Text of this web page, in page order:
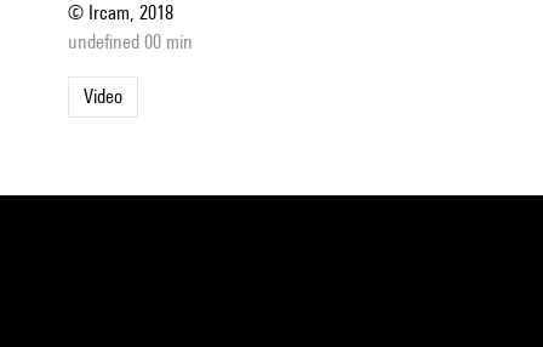
© Ircam, 2018
undefined 00 min
Video